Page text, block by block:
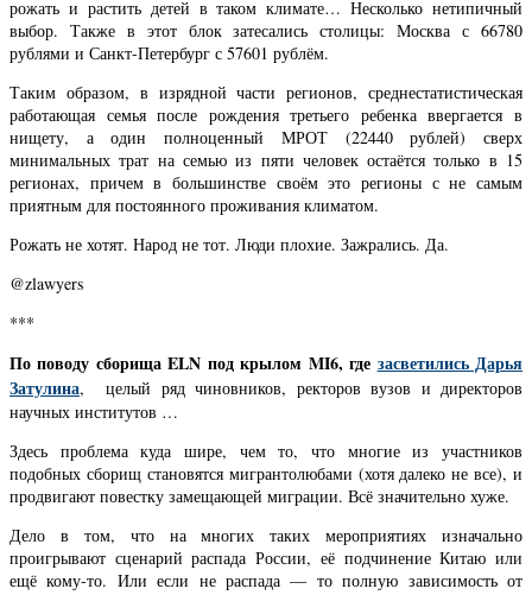
рожать и растить детей в таком климате… Несколько нетипичный
выбор. Также в этот блок затесались столицы: Москва с 66780
рублями и Санкт-Петербург с 57601 рублём.
Таким образом, в изрядной части регионов, среднестатистическая
работающая семья после рождения третьего ребенка ввергается в
нищету, а один полноценный МРОТ (22440 рублей) сверх
минимальных трат на семью из пяти человек остаётся только в 15
регионах, причем в большинстве своём это регионы с не самым
приятным для постоянного проживания климатом.
Рожать не хотят. Народ не тот. Люди плохие. Зажрались. Да.
@zlawyers
***
По поводу сборища ELN под крылом MI6, где засветились Дарья
Затулина, целый ряд чиновников, ректоров вузов и директоров
научных институтов …
Здесь проблема куда шире, чем то, что многие из участников
подобных сборищ становятся мигрантолюбами (хотя далеко не все), и
продвигают повестку замещающей миграции. Всё значительно хуже.
Дело в том, что на многих таких мероприятиях изначально
проигрывают сценарий распада России, её подчинение Китаю или
ещё кому-то. Или если не распада — то полную зависимость от